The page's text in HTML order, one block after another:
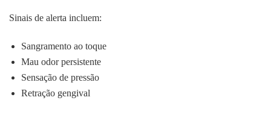
Sinais de alerta incluem:
Sangramento ao toque
Mau odor persistente
Sensação de pressão
Retração gengival